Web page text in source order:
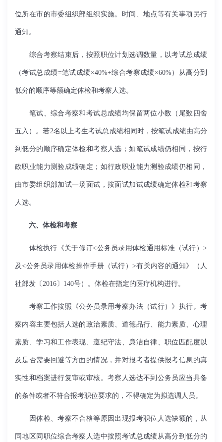
位所在市的市委组织部组织实施。时间、地点等有关事项另行
通知。
综合考察结束后，按照职位计划选调数量，以考试总成绩
（考试总成绩=笔试成绩×40%+综合考察成绩×60%）从高分到
低分的顺序等额确定体检和考察人选。
笔试、综合考察和考试总成绩均保留两位小数（尾数四舍
五入）。若2名以上考生考试总成绩相同时，按笔试成绩由高分
到低分的顺序确定体检和考察人选；如笔试成绩仍相同，按行
政职业能力测验成绩确定；如行政职业能力测验成绩仍相同，
由市委组织部加试一场面试，按面试加试成绩确定体检和考察
人选。
六、体检和考察
体检执行《关于修订<公务员录用体检通用标准（试行）>
及<公务员录用体检操作手册（试行）>有关内容的通知》（人
社部发〔 2016〕 140号）。体检在指定的医疗机构进行。
考察工作按照《公务员录用考察办法（试行）》执行。考
察内容主要包括人选的政治素质、道德品行、能力素质、心理
素质、学习和工作表现、遵纪守法、廉洁自律、职位匹配度以
及是否需要回避等方面的情况，并对报考者提供报考信息的真
实性和档案进行复审或审核。考察人选达不到公务员应当具备
的条件或者不符合报考职位要求的，不得确定为拟选调人员。
因体检、考察不合格等原因出现报考职位人选缺额的，从
同地区同职位综合考察人选中按照考试总成绩从高分到低分的